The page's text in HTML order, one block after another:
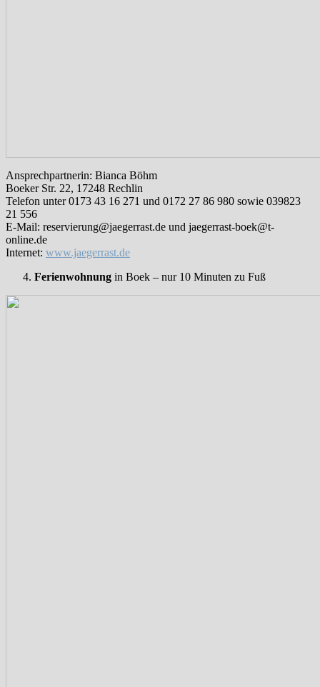
Ansprechpartnerin: Bianca Böhm
Boeker Str. 22, 17248 Rechlin
Telefon unter 0173 43 16 271 und 0172 27 86 980 sowie 039823
21 556
E-Mail: reservierung@jaegerrast.de und jaegerrast-boek@t-
online.de
Internet: www.jaegerrast.de
Ferienwohnung in Boek – nur 10 Minuten zu Fuß